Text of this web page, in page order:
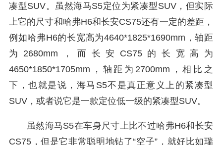
凑型SUV。虽然海马S5定位为紧凑型SUV，但实际
上它的尺寸和哈弗H6和长安CS75还有一定的差距，
例如哈弗H6的长宽高为4640*1825*1690mm，轴距
为2680mm，而长安CS75的长宽高为
4650*1850*1705mm，轴距为2700mm，相比之
下，也就是说，海马S5不是真正意义上的紧凑型
SUV，或者说它是一款定位低一级的紧凑型SUV。
虽然海马S5在车身尺寸上比不过哈弗H6和长安
CS75，但是它非常聪明地钻了“空子”，就好比如瑞